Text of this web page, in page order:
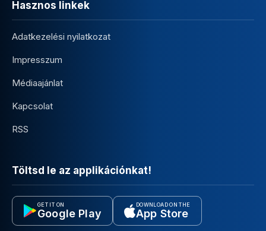
Hasznos linkek
Adatkezelési nyilatkozat
Impresszum
Médiaajánlat
Kapcsolat
RSS
Töltsd le az applikációnkat!
GET IT ON
Google Play
DOWNLOAD ON THE
App Store